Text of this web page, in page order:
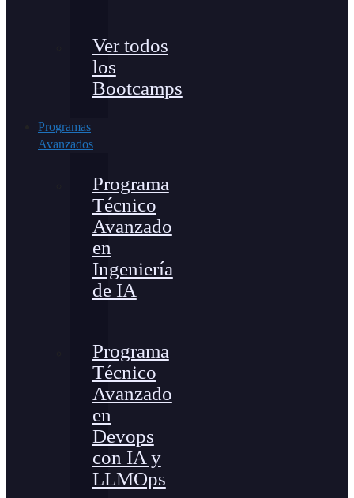
Ver todos
los
Bootcamps
Programas
Avanzados
Programa
Técnico
Avanzado
en
Ingeniería
de IA
Programa
Técnico
Avanzado
en
Devops
con IA y
LLMOps